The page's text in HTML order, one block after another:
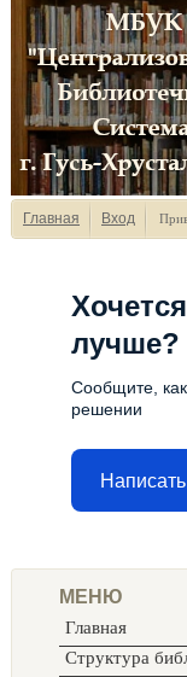
Главная Вход
лучше?
Сообщите,
решении
Написать
МЕНЮ
Главная
Структура